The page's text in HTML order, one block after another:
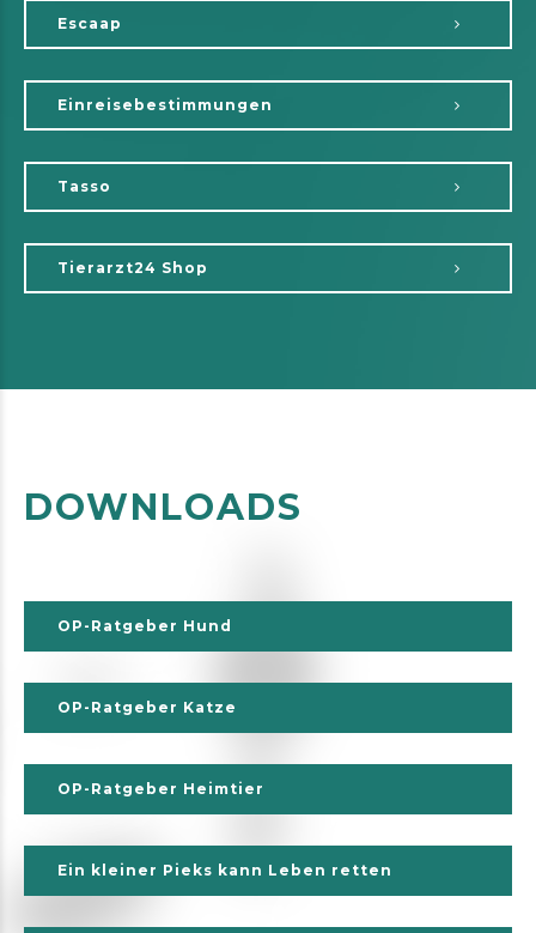
Escaap
Einreisebestimmungen
Tasso
Tierarzt24 Shop
DOWNLOADS
OP-Ratgeber Hund
OP-Ratgeber Katze
OP-Ratgeber Heimtier
Ein kleiner Pieks kann Leben retten